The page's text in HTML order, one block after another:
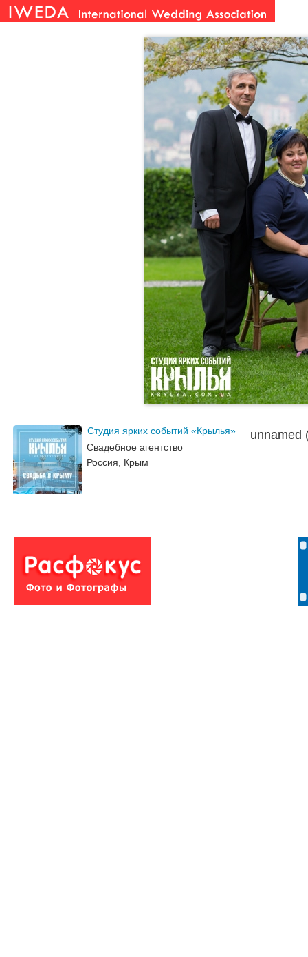
Студия ярких событий «Крылья»
Свадебное агентство
Россия, Крым
unnamed